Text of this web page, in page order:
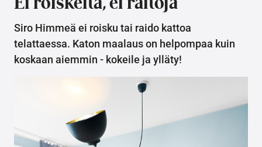
Siro Himmeä ei roisku tai raido kattoa
telattaessa. Katon maalaus on helpompaa kuin
koskaan aiemmin - kokeile ja ylläty!